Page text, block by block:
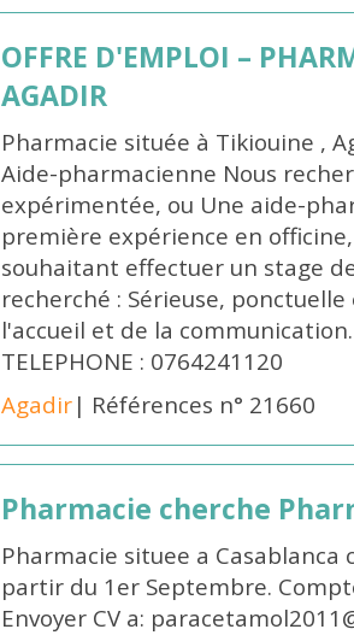
OFFRE D'EMPLOI –
AGADIR
Pharmacie située à Tikiouine ,
Aide-pharmacienne Nous
expérimentée, ou Une aide-
première expérience en
souhaitant effectuer un stage
recherché : Sérieuse,
l'accueil et de la
TELEPHONE : 0764241120
Agadir| Références n° 21660
Pharmacie cherche
Pharmacie situee a
partir du 1er Septembre.
Envoyer CV a: